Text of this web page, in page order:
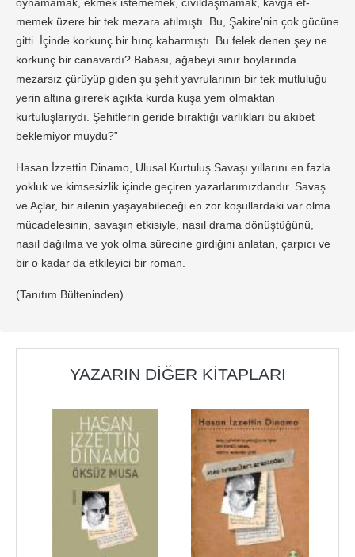
memek üzere bir tek mezara atılmıştı. Bu, Şakire'nin çok gücüne
gitti. İçinde korkunç bir hınç kabarmıştı. Bu felek denen şey ne
korkunç bir canavardı? Babası, ağabeyi sınır boylarında
mezarsız çürüyüp giden şu şehit yavrularının bir tek mutluluğu
yerin altı­na girerek açıkta kurda kuşa yem olmaktan
kurtuluşlarıydı. Şe­hitlerin geride bıraktığı varlıkları bu akıbet
beklemiyor muydu?”
Hasan İzzettin Dinamo, Ulusal Kurtuluş Savaşı yıllarını en fazla
yokluk ve kimsesizlik içinde geçiren yazarlarımızdandır. Savaş
ve Açlar, bir ailenin yaşayabileceği en zor koşullardaki var olma
mücadelesinin, savaşın etkisiyle, nasıl drama dönüştüğünü,
nasıl dağılma ve yok olma sürecine girdiğini anlatan, çarpıcı ve
bir o kadar da etkileyici bir roman.
(Tanıtım Bülteninden)
YAZARIN DIĞER KITAPLARI